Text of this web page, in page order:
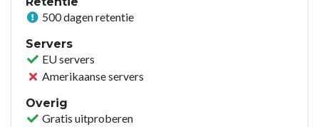
500 dagen retentie
Servers
EU servers
Amerikaanse servers
Overig
Gratis uitproberen